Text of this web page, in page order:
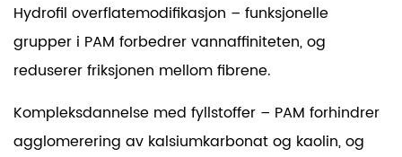
Hydrofil overflatemodifikasjon – funksjonelle
grupper i PAM forbedrer vannaffiniteten, og
reduserer friksjonen mellom fibrene.
Kompleksdannelse med fyllstoffer – PAM forhindrer
agglomerering av kalsiumkarbonat og kaolin, og